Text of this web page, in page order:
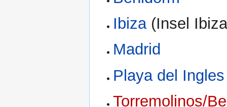
Ibiza(Insel
Madrid
Playa del
Torremolinos/